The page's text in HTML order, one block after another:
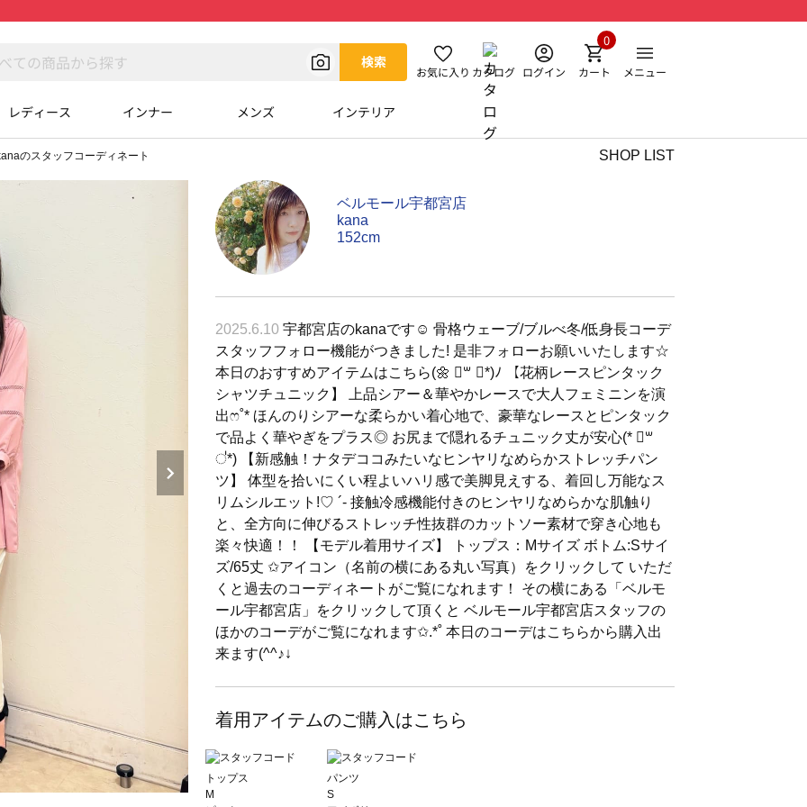
検索
お気に入り カタログ ログイン カート
0
メニュー
レディース インナー メンズ インテリア
のスタッフコーディネート SHOP LIST
ベルモール宇都宮店
kana
152cm
2025.6.10 宇都宮店のkanaです☺︎ 骨格ウェーブ/ブルべ冬/低身長コーデ
スタッフフォロー機能がつきました! 是非フォローお願いいたします☆
本日のおすすめアイテムはこちら(🌼 ॑꒳ ॑*)ﾉ 【花柄レースピンタック
シャツチュニック】 上品シアー＆華やかレースで大人フェミニンを演
出ෆ˚* ほんのりシアーな柔らかい着心地で、豪華なレースとピンタック
で品よく華やぎをプラス◎ お尻まで隠れるチュニック丈が安心(* ॑꒳
॑*) 【新感触！ナタデココみたいなヒンヤリなめらかストレッチパン
ツ】 体型を拾いにくい程よいハリ感で美脚見えする、着回し万能なス
リムシルエット!♡ ´‐ 接触冷感機能付きのヒンヤリなめらかな肌触り
と、全方向に伸びるストレッチ性抜群のカットソー素材で穿き心地も
楽々快適！！ 【モデル着用サイズ】 トップス：Mサイズ ボトム:Sサイ
ズ/65丈 ✩アイコン（名前の横にある丸い写真）をクリックして いただ
くと過去のコーディネートがご覧になれます！ その横にある「ベルモ
ール宇都宮店」をクリックして頂くと ベルモール宇都宮店スタッフの
ほかのコーデがご覧になれます✩.*˚ 本日のコーデはこちらから購入出
来ます(^^♪↓
着用アイテムのご購入はこちら
トップス
M
パンツ
S